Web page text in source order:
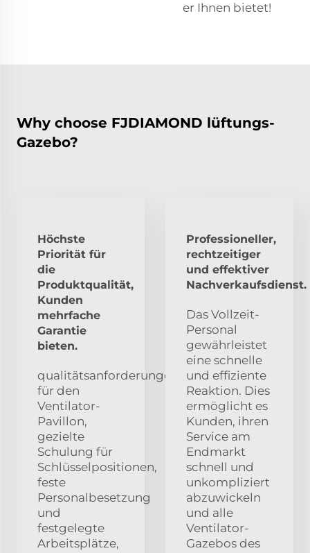
er Ihnen bietet!
Why choose FJDIAMOND lüftungs-
Gazebo?
Höchste
Priorität für
die
Produktqualität,
Kunden
mehrfache
Garantie
bieten.
qualitätsanforderungen
für den
Ventilator-
Pavillon,
gezielte
Schulung für
Schlüsselpositionen,
feste
Personalbesetzung
und
festgelegte
Arbeitsplätze,
Professioneller,
rechtzeitiger
und effektiver
Nachverkaufsdienst.
Das Vollzeit-
Personal
gewährleistet
eine schnelle
und effiziente
Reaktion. Dies
ermöglicht es
Kunden, ihren
Service am
Endmarkt
schnell und
unkompliziert
abzuwickeln
und alle
Ventilator-
Gazebos des